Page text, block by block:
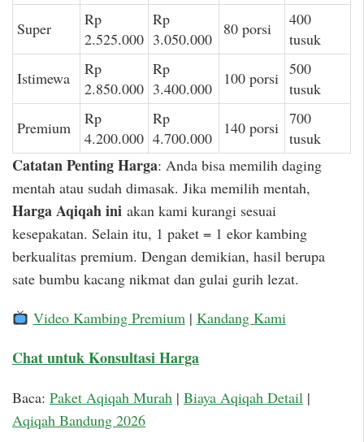
Super
Rp
2.525.000
Rp
3.050.000
80 porsi
400
tusuk
Istimewa
Rp
2.850.000
Rp
3.400.000
100 porsi 500
tusuk
Premium
Rp
4.200.000
Rp
4.700.000
140 porsi 700
tusuk
Catatan Penting Harga: Anda bisa memilih daging
mentah atau sudah dimasak. Jika memilih mentah,
Harga Aqiqah ini akan kami kurangi sesuai
kesepakatan. Selain itu, 1 paket = 1 ekor kambing
berkualitas premium. Dengan demikian, hasil berupa
sate bumbu kacang nikmat dan gulai gurih lezat.
Video Kambing Premium| Kandang Kami
Chat untuk Konsultasi Harga
Baca: Paket Aqiqah Murah | Biaya Aqiqah Detail |
Aqiqah Bandung 2026